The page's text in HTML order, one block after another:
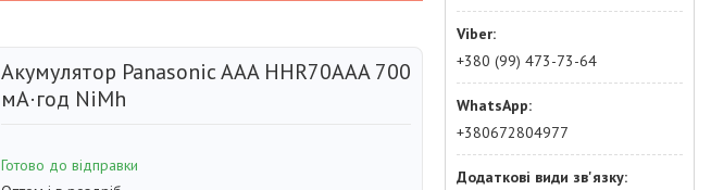
Акумулятор Panasonic AAA HHR70AAA 700
мА·год NiMh
Готово до відправки
+380 (99) 473-73-64
+380672804977